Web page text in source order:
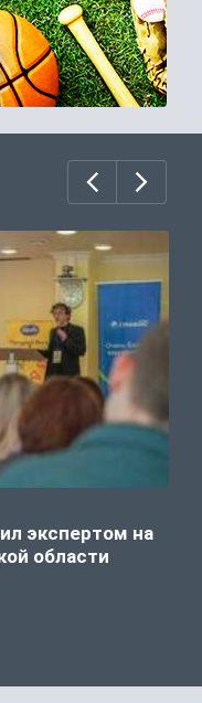
экспертом на
области